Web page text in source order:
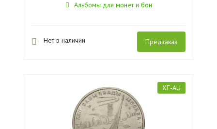
Альбомы для монет и бон
Нет в наличии Предзаказ
XF-AU